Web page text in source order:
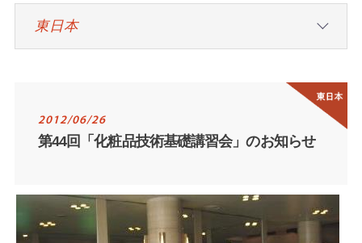
2012/06/26
第44回「化粧品技術基礎講習会」のお知らせ